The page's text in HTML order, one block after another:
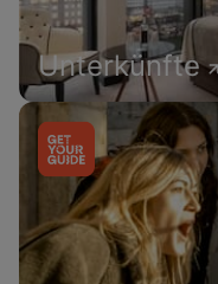
Unterkünfte